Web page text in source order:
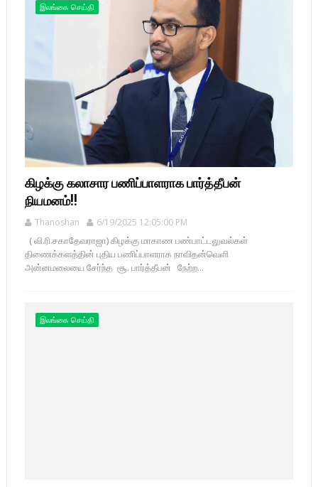
இலங்கை செய்தி
கிழக்கு கலாசார பணிப்பாளராக பார்த்தீபன்
நியமனம்!!
Thanoshan 6/19/2025 12:05:00 PM
( வி.ரி.சகாதேவராஜா) கிழக்கு மாகாண பண்பாட்டலுவல்கள்
திணைக்களத்தின் புதிய பணிப்பாளராக நாவிதன்வெளி
அன்னமலையை சேர்ந்த சூ. பார்த்தீபன் நேற்ற...
இலங்கை செய்தி